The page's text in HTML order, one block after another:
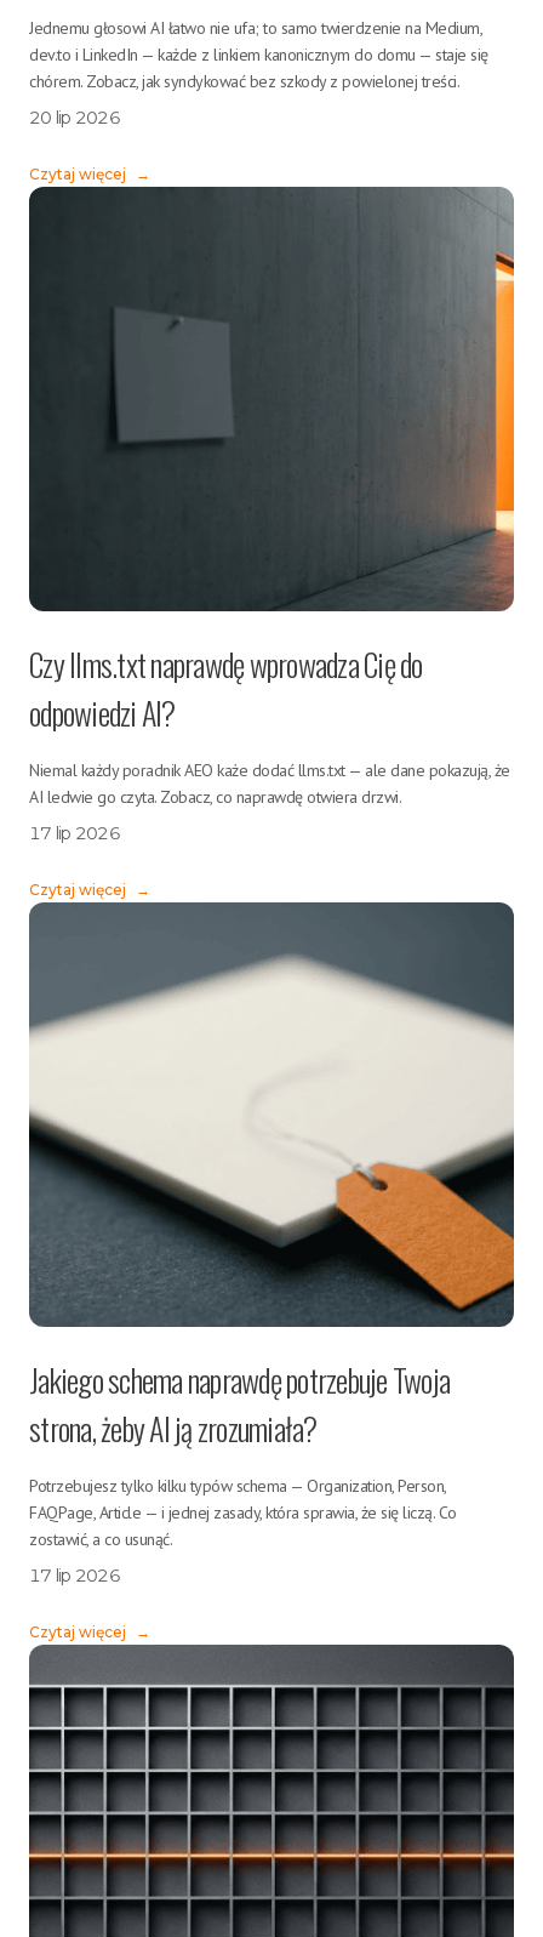
Jednemu głosowi AI łatwo nie ufa; to samo twierdzenie na Medium,
dev.to i LinkedIn — każde z linkiem kanonicznym do domu — staje się
chórem. Zobacz, jak syndykować bez szkody z powielonej treści.
20 lip 2026
Czytaj więcej →
Czy llms.txt naprawdę wprowadza Cię do
odpowiedzi AI?
Niemal każdy poradnik AEO każe dodać llms.txt — ale dane pokazują, że
AI ledwie go czyta. Zobacz, co naprawdę otwiera drzwi.
17 lip 2026
Czytaj więcej →
Jakiego schema naprawdę potrzebuje Twoja
strona, żeby AI ją zrozumiała?
Potrzebujesz tylko kilku typów schema — Organization, Person,
FAQPage, Article — i jednej zasady, która sprawia, że się liczą. Co
zostawić, a co usunąć.
17 lip 2026
Czytaj więcej →